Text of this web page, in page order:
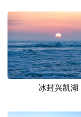
冰封兴凯湖